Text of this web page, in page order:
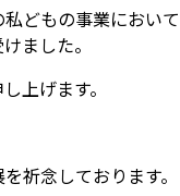
どもの事業において
ました。
上げます。
祈念しております。